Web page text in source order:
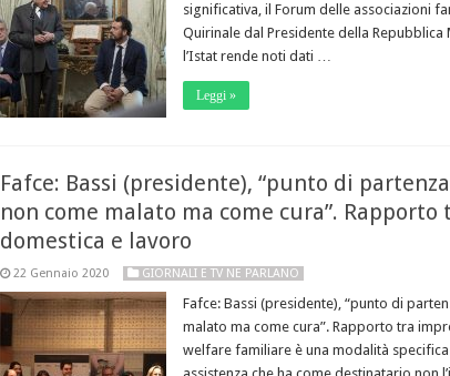
significativa, il Forum delle associazioni
Quirinale dal Presidente della
l’Istat rende noti dati …
Leggi »
Fafce: Bassi (presidente), “punto di
non come malato ma come cura”.
domestica e lavoro
22 Gennaio 2020 GIORNALI E TV NE PARLANO
Fafce: Bassi (presidente), “punto di
malato ma come cura”. Rapporto tra
welfare familiare è una modalità